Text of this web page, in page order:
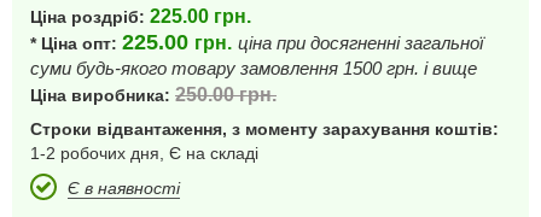
Ціна роздріб: 225.00 грн.
* Ціна опт: 225.00 грн. ціна при досягненні загальної
суми будь-якого товару замовлення 1500 грн. і вище
Ціна виробника: 250.00грн.
Строки відвантаження, з моменту зарахування коштів:
1-2 робочих дня, Є на складі
Є в наявності